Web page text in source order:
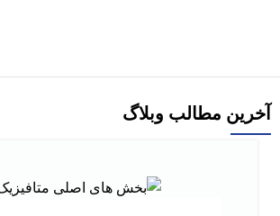
آخرین مطالب وبلاگ